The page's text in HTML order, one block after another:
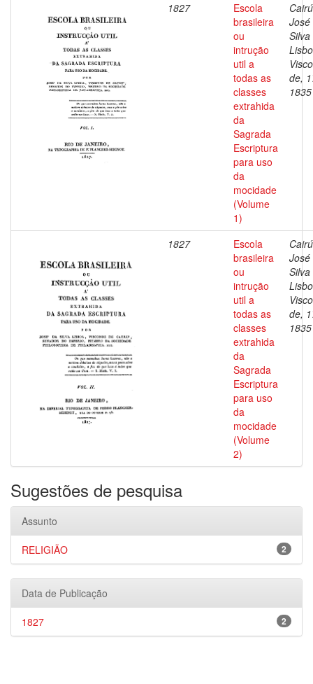
1827
Escola
brasileira
ou
intrução
util a
todas as
classes
extrahida
da
Sagrada
Escriptura
para uso
da
mocidade
(Volume
1)
José
Silva
de,
1835
1827
Escola
brasileira
ou
intrução
util a
todas as
classes
extrahida
da
Sagrada
Escriptura
para uso
da
mocidade
(Volume
2)
José
Silva
de,
1835
Sugestões de pesquisa
Assunto
2
RELIGIÃO
Data de Publicação
2
1827